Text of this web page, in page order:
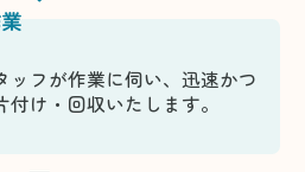
ッフが作業に伺い、迅速かつ
付け・回収いたします。